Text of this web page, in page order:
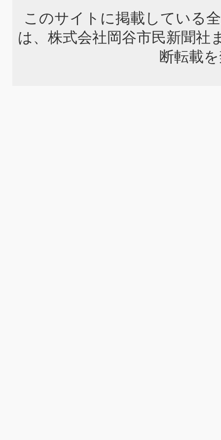
このサイトに掲載している
は、株式会社岡谷市民新聞社
断転載